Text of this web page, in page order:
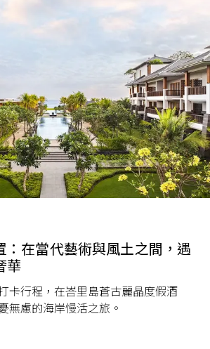
：在當代藝術與風土之間，遇
華
卡行程，在峇里島蒼古麗晶度假酒
無慮的海岸慢活之旅。